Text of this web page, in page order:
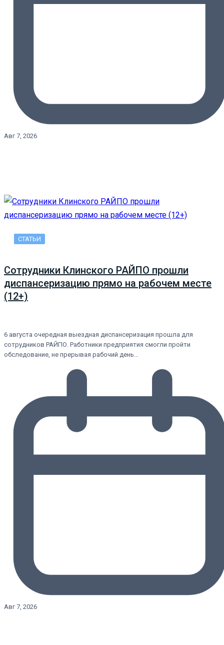
Авг 7, 2026
СТАТЬИ
Сотрудники Клинского РАЙПО прошли
диспансеризацию прямо на рабочем месте
(12+)
6 августа очередная выездная диспансеризация прошла для
сотрудников РАЙПО. Работники предприятия смогли пройти
обследование, не прерывая рабочий день…
Авг 7, 2026